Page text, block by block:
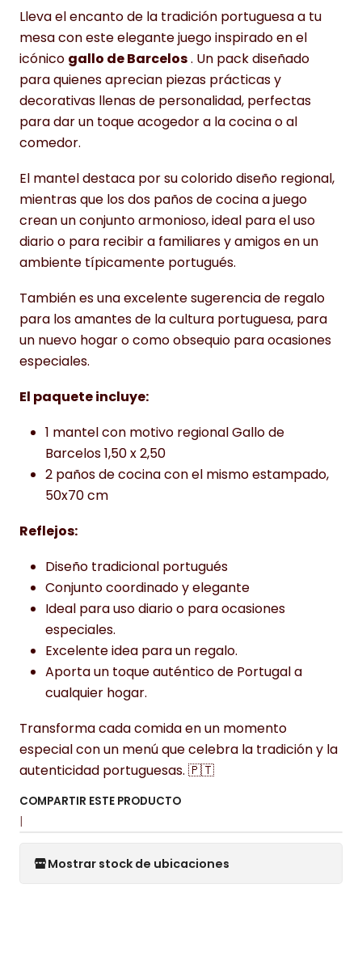
Lleva el encanto de la tradición portuguesa a tu
mesa con este elegante juego inspirado en el
icónico gallo de Barcelos. Un pack diseñado
para quienes aprecian piezas prácticas y
decorativas llenas de personalidad, perfectas
para dar un toque acogedor a la cocina o al
comedor.
El mantel destaca por su colorido diseño regional,
mientras que los dos paños de cocina a juego
crean un conjunto armonioso, ideal para el uso
diario o para recibir a familiares y amigos en un
ambiente típicamente portugués.
También es una excelente sugerencia de regalo
para los amantes de la cultura portuguesa, para
un nuevo hogar o como obsequio para ocasiones
especiales.
El paquete incluye:
1 mantel con motivo regional Gallo de
Barcelos 1,50 x 2,50
2 paños de cocina con el mismo estampado,
50x70 cm
Reflejos:
Diseño tradicional portugués
Conjunto coordinado y elegante
Ideal para uso diario o para ocasiones
especiales.
Excelente idea para un regalo.
Aporta un toque auténtico de Portugal a
cualquier hogar.
Transforma cada comida en un momento
especial con un menú que celebra la tradición y la
autenticidad portuguesas. 🇵🇹
COMPARTIR ESTE PRODUCTO
|
Mostrar stock de ubicaciones